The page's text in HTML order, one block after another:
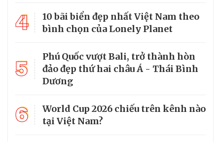
4
10 bãi biển đẹp nhất Việt Nam theo
bình chọn của Lonely Planet
5
Phú Quốc vượt Bali, trở thành hòn
đảo đẹp thứ hai châu Á - Thái Bình
Dương
6
World Cup 2026 chiếu trên kênh nào
tại Việt Nam?